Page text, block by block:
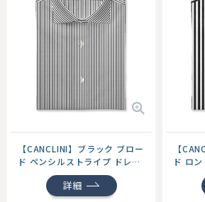
【CANCLINI】ブラック ブロー
ド ペンシルストライプ ドレス
詳細
【
ド ロ